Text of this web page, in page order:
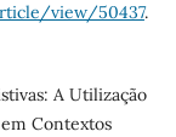
view/50437.
A Utilização
Contextos